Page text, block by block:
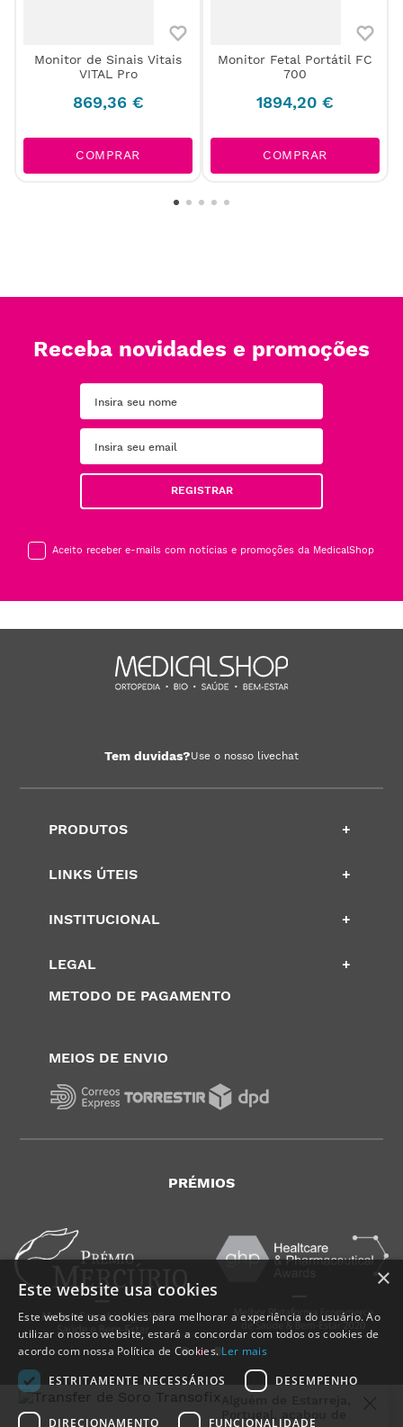
Monitor de Sinais Vitais
VITAL Pro
869,36 €
COMPRAR
Monitor Fetal Portátil FC
700
1894,20 €
COMPRAR
Receba novidades e promoções
REGISTRAR
Aceito receber e-mails com notícias e promoções da MedicalShop
Tem duvidas?Use o nosso livechat
PRODUTOS +
LINKS ÚTEIS +
INSTITUCIONAL +
LEGAL
+
METODO DE PAGAMENTO
MEIOS DE ENVIO
PRÉMIOS
×
Este website usa cookies
Este website usa cookies para melhorar a experiência do usuário. Ao
utilizar o nosso website, estará a concordar com todos os cookies de
acordo com nossa Política de Cookies. Ler mais
ESTRITAMENTE NECESSÁRIOS
DESEMPENHO
DIRECIONAMENTO FUNCIONALIDADE